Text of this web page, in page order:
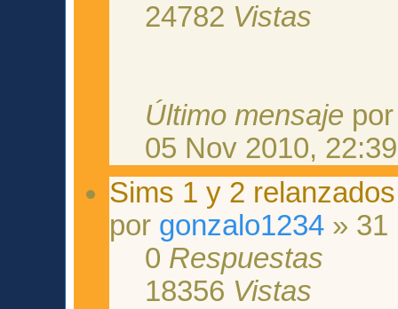
24782 Vistas
Último mensaje
05 Nov 2010, 22:39
Sims 1 y 2 relanzados
por gonzalo1234 » 31
0 Respuestas
18356 Vistas